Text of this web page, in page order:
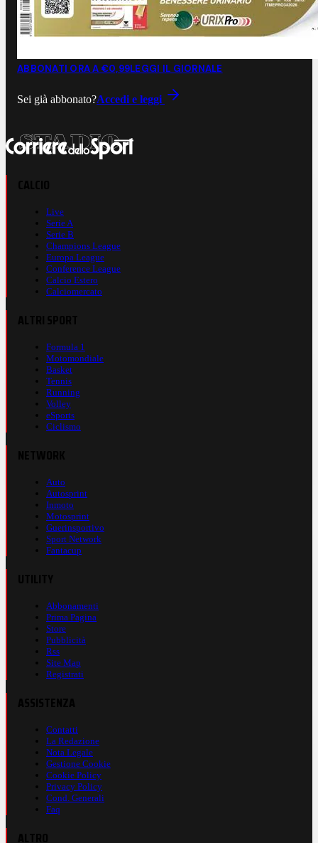
ABBONATI ORA A €0,99LEGGI IL GIORNALE
Sei già abbonato?Accedi e leggi
Live
Serie A
Serie B
Champions League
Europa League
Conference League
Calcio Estero
Calciomercato
Formula 1
Motomondiale
Basket
Tennis
Running
Volley
eSports
Ciclismo
Auto
Autosprint
Inmoto
Motosprint
Guerinsportivo
Sport Network
Fantacup
Abbonamenti
Prima Pagina
Store
Pubblicità
Rss
Site Map
Registrati
Contatti
La Redazione
Nota Legale
Gestione Cookie
Cookie Policy
Privacy Policy
Cond. Generali
Faq